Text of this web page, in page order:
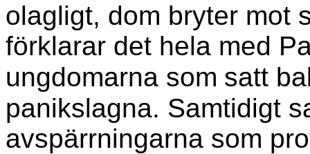
olagligt, dom bryter mot
förklarar det hela med
ungdomarna som satt
panikslagna. Samtidigt
avspärrningarna som